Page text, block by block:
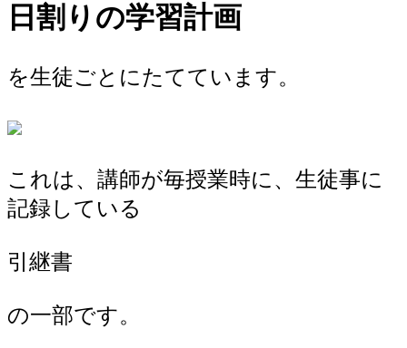
日割りの学習計画
を生徒ごとにたてています。
これは、講師が毎授業時に、生徒事に
記録している
引継書
の一部です。